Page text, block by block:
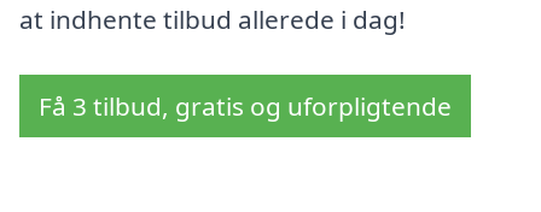
at indhente tilbud allerede i dag!
Få 3 tilbud, gratis og uforpligtende